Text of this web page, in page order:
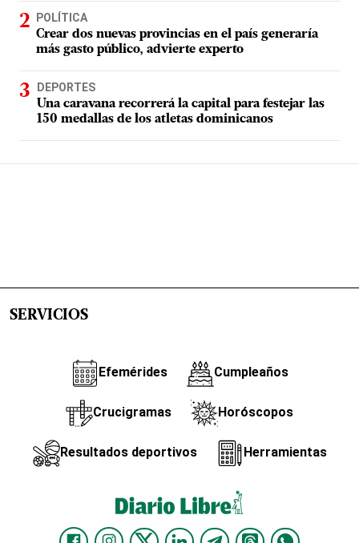
POLÍTICA
Crear dos nuevas provincias en el país generaría
más gasto público, advierte experto
DEPORTES
Una caravana recorrerá la capital para festejar las
150 medallas de los atletas dominicanos
SERVICIOS
Efemérides Cumpleaños
Crucigramas Horóscopos
Resultados deportivos Herramientas